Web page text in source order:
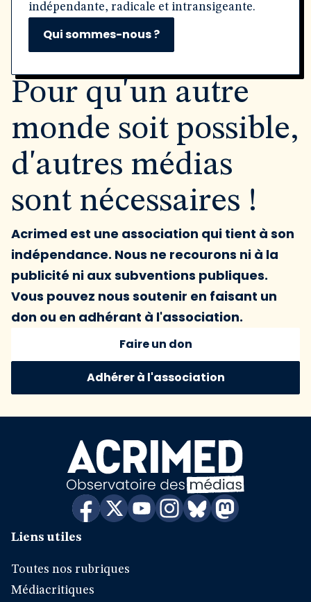
indépendante, radicale et intransigeante.
Qui sommes-nous ?
Pour qu'un autre
monde soit possible,
d'autres médias
sont nécessaires !
Acrimed est une association qui tient à son
indépendance. Nous ne recourons ni à la
publicité ni aux subventions publiques.
Vous pouvez nous soutenir en faisant un
don ou en adhérant à l'association.
Faire un don
Adhérer à l'association
Liens utiles
Toutes nos rubriques
Médiacritiques